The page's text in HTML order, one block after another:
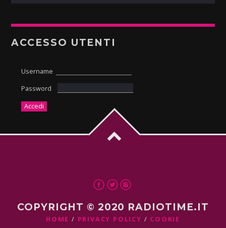
ACCESSO UTENTI
Username
Password
COPYRIGHT © 2020 RADIOTIME.IT
HOME PRIVACY POLICY COOKIE